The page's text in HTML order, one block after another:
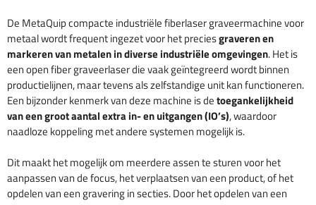
tot
€14.290,00
De MetaQuip compacte industriële fiberlaser graveermachine voor
metaal wordt frequent ingezet voor het preciesgraveren en
markeren van metalen in diverse industriële omgevingen. Het is
een open fiber graveerlaser die vaak geïntegreerd wordt binnen
productielijnen, maar tevens als zelfstandige unit kan functioneren.
Een bijzonder kenmerk van deze machine is detoegankelijkheid
van een groot aantal extra in- en uitgangen (IO’s), waardoor
naadloze koppeling met andere systemen mogelijk is.
Dit maakt het mogelijk om meerdere assen te sturen voor het
aanpassen van de focus, het verplaatsen van een product, of het
opdelen van een gravering in secties. Door het opdelen van een